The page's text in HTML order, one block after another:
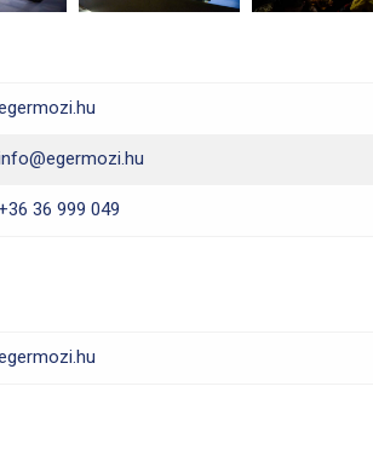
36 999 049